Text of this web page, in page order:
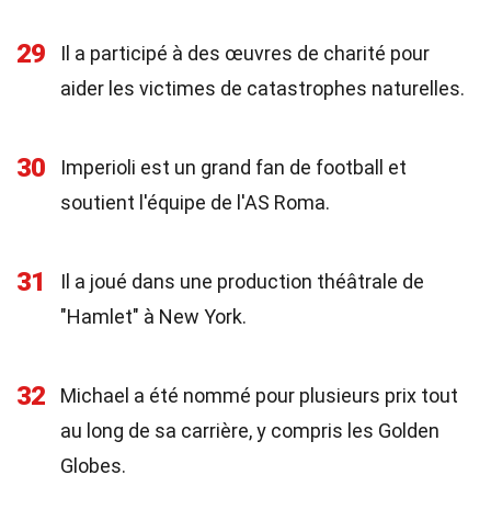
29
Il a participé à des œuvres de charité pour
aider les victimes de catastrophes naturelles.
30
Imperioli est un grand fan de football et
soutient l'équipe de l'AS Roma.
31
Il a joué dans une production théâtrale de
"Hamlet" à New York.
32
Michael a été nommé pour plusieurs prix tout
au long de sa carrière, y compris les Golden
Globes.